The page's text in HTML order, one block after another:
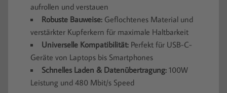
aufrollen und verstauen
Robuste Bauweise: Geflochtenes Material und
verstärkter Kupferkern für maximale Haltbarkeit
Universelle Kompatibilität: Perfekt für USB-C-
Geräte von Laptops bis Smartphones
Schnelles Laden & Datenübertragung: 100W
Leistung und 480 Mbit/s Speed